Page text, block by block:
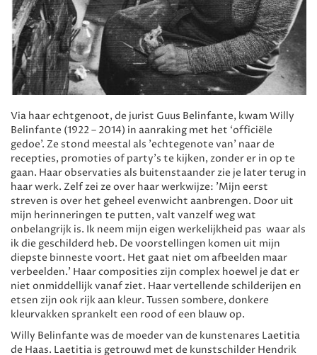
Via haar echtgenoot, de jurist Guus Belinfante, kwam Willy
Belinfante (1922 – 2014) in aanraking met het ‘officiële
gedoe’. Ze stond meestal als 'echtegenote van' naar de
recepties, promoties of party’s te kijken, zonder er in op te
gaan. Haar observaties als buitenstaander zie je later terug in
haar werk. Zelf zei ze over haar werkwijze: 'Mijn eerst
streven is over het geheel evenwicht aanbrengen. Door uit
mijn herinneringen te putten, valt vanzelf weg wat
onbelangrijk is. Ik neem mijn eigen werkelijkheid pas waar als
ik die geschilderd heb. De voorstellingen komen uit mijn
diepste binneste voort. Het gaat niet om afbeelden maar
verbeelden.' Haar composities zijn complex hoewel je dat er
niet onmiddellijk vanaf ziet. Haar vertellende schilderijen en
etsen zijn ook rijk aan kleur. Tussen sombere, donkere
kleurvakken sprankelt een rood of een blauw op.
Willy Belinfante was de moeder van de kunstenares Laetitia
de Haas. Laetitia is getrouwd met de kunstschilder Hendrik